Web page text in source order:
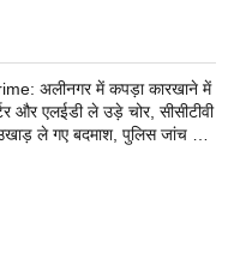
अलीनगर में कपड़ा कारखाने में
और एलईडी ले उड़े चोर, सीसीटीवी
ले गए बदमाश, पुलिस जांच में